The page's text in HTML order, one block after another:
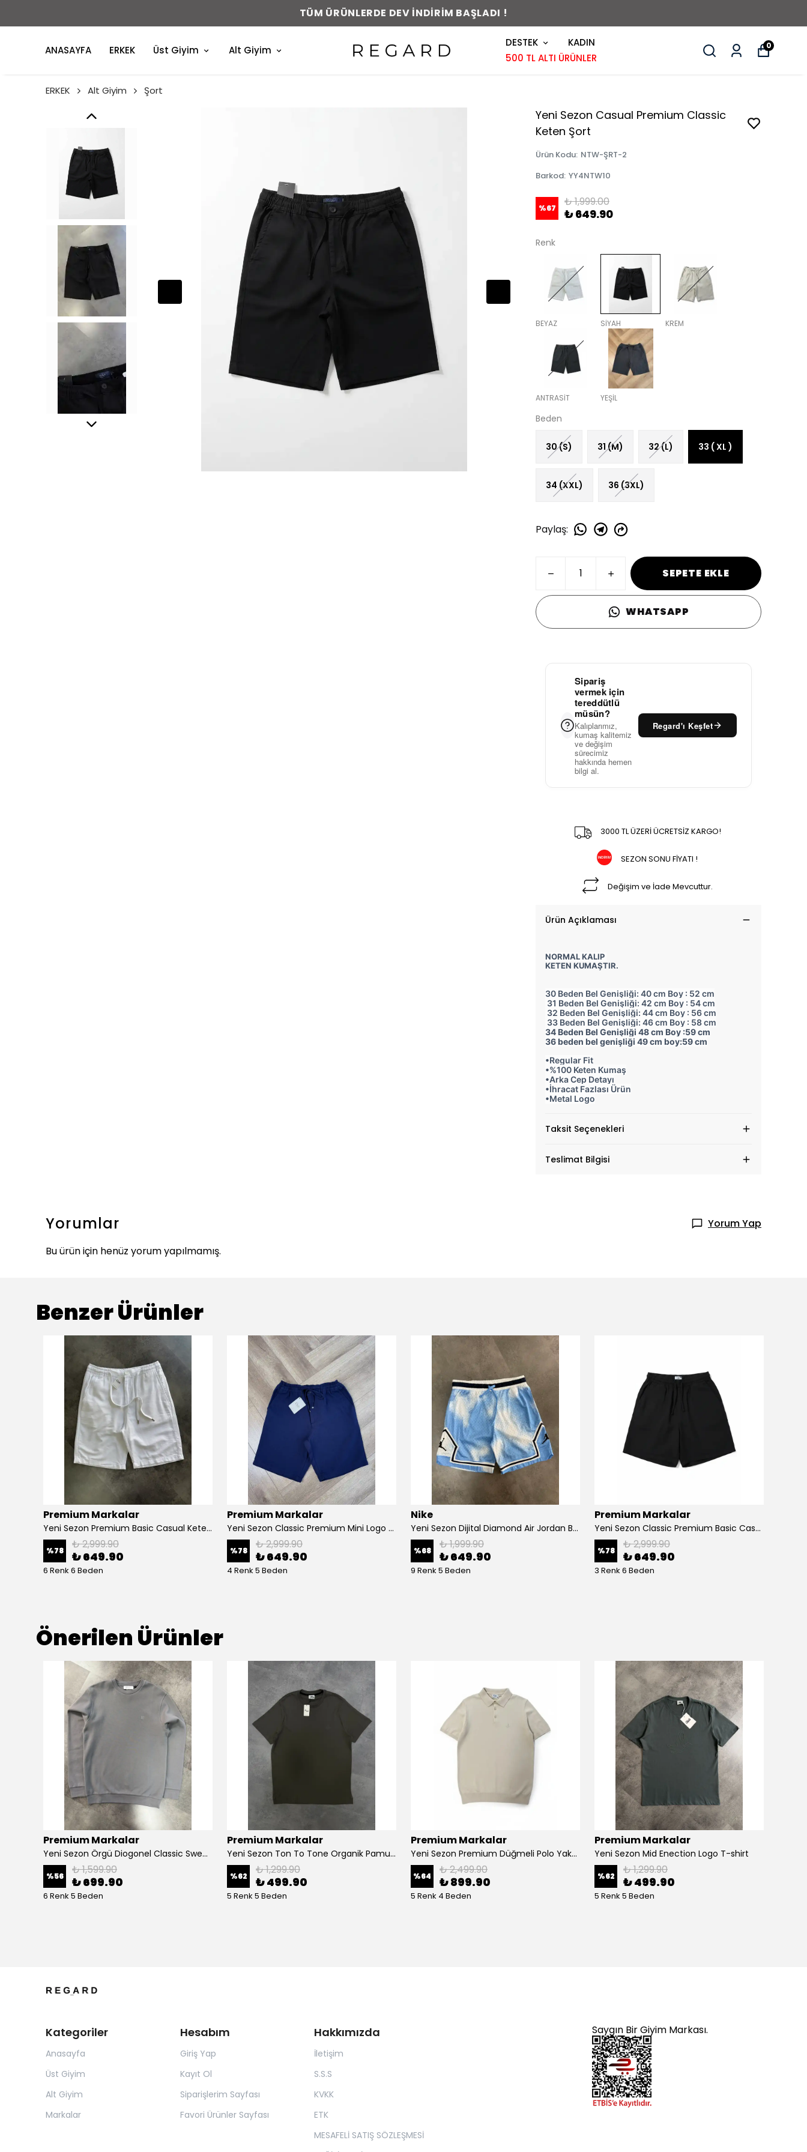
TÜM ÜRÜNLERDE DEV İNDİRİM BAŞLADI !
ANASAYFA ERKEK Üst Giyim Alt Giyim
DESTEK
KADIN
500 TL ALTI ÜRÜNLER
0
ERKEK Alt Giyim Şort
Yeni Sezon Casual Premium Classic
Keten Şort
Ürün Kodu: NTW-ŞRT-2
Barkod: YY4NTW10
%67 ₺ 1,999.00
₺ 649.90
Renk
BEYAZ SİYAH KREM
ANTRASİT YEŞİL
Beden
30 (S) 31 (M) 32 (L) 33 ( XL )
34 (XXL) 36 (3XL)
Paylaş:
SEPETE EKLE
WHATSAPP
Sipariş
vermek için
tereddütlü
müsün?
Kalıplarımız,
kumaş kalitemiz
ve değişim
sürecimiz
hakkında hemen
bilgi al.
Regard'ı Keşfet
3000 TL ÜZERİ ÜCRETSİZ KARGO!
SEZON SONU FİYATI !
Değişim ve İade Mevcuttur.
Ürün Açıklaması
NORMAL KALIP
KETEN KUMAŞTIR.
30 Beden Bel Genişliği: 40 cm Boy : 52 cm
31 Beden Bel Genişliği: 42 cm Boy : 54 cm
32 Beden Bel Genişliği: 44 cm Boy : 56 cm
33 Beden Bel Genişliği: 46 cm Boy : 58 cm
34 Beden Bel Genişliği 48 cm Boy :59 cm
36 beden bel genişliği 49 cm boy:59 cm
•Regular Fit
•%100 Keten Kumaş
•Arka Cep Detayı
•İhracat Fazlası Ürün
•Metal Logo
Taksit Seçenekleri
Teslimat Bilgisi
Yorumlar
Yorum Yap
Bu ürün için henüz yorum yapılmamış.
Benzer Ürünler
Premium Markalar
Yeni Sezon Premium Basic Casual Keten Şort
%78 ₺ 2,999.90
₺ 649.90
6 Renk 6 Beden
Premium Markalar
Yeni Sezon Classic Premium Mini Logo Casual Keten Şort
%78 ₺ 2,999.90
₺ 649.90
4 Renk 5 Beden
Nike
Yeni Sezon Dijital Diamond Air Jordan Basketball Şort
%68 ₺ 1,999.90
₺ 649.90
9 Renk 5 Beden
Premium Markalar
Yeni Sezon Classic Premium Basic Casual Müslin Şort
%78 ₺ 2,999.90
₺ 649.90
3 Renk 6 Beden
Önerilen Ürünler
Premium Markalar
Yeni Sezon Örgü Diogonel Classic Sweatshirt
%56 ₺ 1,599.90
₺ 699.90
6 Renk 5 Beden
Premium Markalar
Yeni Sezon Ton To Tone Organik Pamuk T-shirt
%62 ₺ 1,299.90
₺ 499.90
5 Renk 5 Beden
Premium Markalar
Yeni Sezon Premium Düğmeli Polo Yaka Triko T-shirt
%64 ₺ 2,499.90
₺ 899.90
5 Renk 4 Beden
Premium Markalar
Yeni Sezon Mid Enection Logo T-shirt
%62 ₺ 1,299.90
₺ 499.90
5 Renk 5 Beden
Kategoriler
Anasayfa
Üst Giyim
Alt Giyim
Markalar
Hesabım
Giriş Yap
Kayıt Ol
Siparişlerim Sayfası
Favori Ürünler Sayfası
Hakkımızda
İletişim
S.S.S
KVKK
ETK
MESAFELİ SATIŞ SÖZLEŞMESİ
Saygın Bir Giyim Markası.